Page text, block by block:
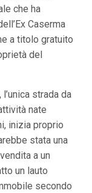
che ha
Caserma
a titolo gratuito
del
strada da
nate
inizia proprio
stata una
a un
un lauto
secondo